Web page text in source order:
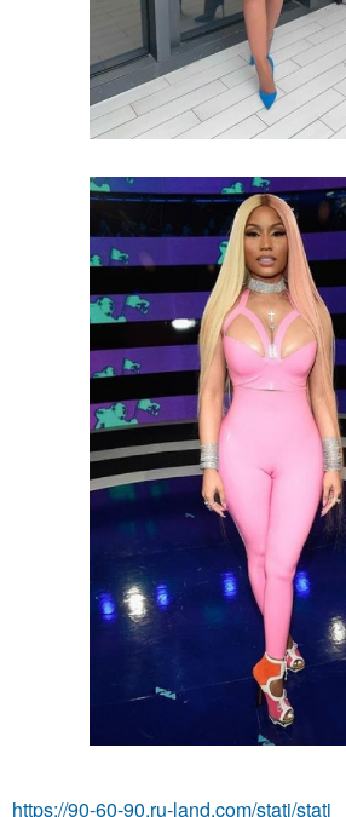
https://90-60-90.ru-land.com/stati/stati